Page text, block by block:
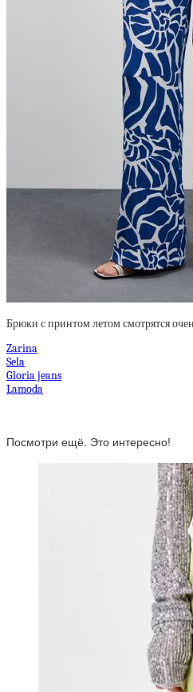
Брюки с принтом летом смотрятся
Zarina
Sela
Gloria jeans
Lamoda
Посмотри ещё. Это интересно!